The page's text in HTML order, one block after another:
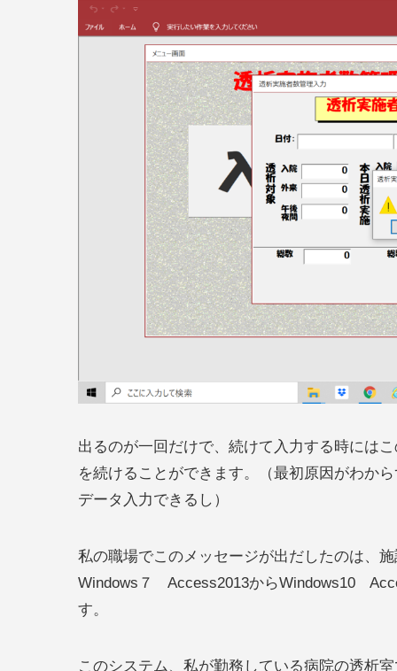
出るのが一回だけで、続けて入力する時には
を続けることができます。（最初原因がわか
データ入力できるし）
私の職場でこのメッセージが出だしたのは、
Windows７ Access2013からWindows10
す。
このシステム、私が勤務している病院の透析